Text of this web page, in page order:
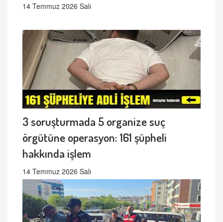
14 Temmuz 2026 Salı
3 soruşturmada 5 organize suç
örgütüne operasyon: 161 şüpheli
hakkında işlem
14 Temmuz 2026 Salı